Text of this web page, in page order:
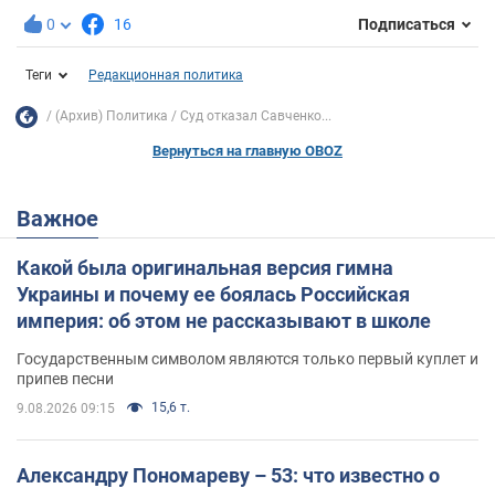
0 16 Подписаться
Теги Редакционная политика
(Архив) Политика Суд отказал Савченко...
Вернуться на главную OBOZ
Важное
Какой была оригинальная версия гимна
Украины и почему ее боялась Российская
империя: об этом не рассказывают в школе
Государственным символом являются только первый куплет и
припев песни
9.08.2026 09:15 15,6 т.
Александру Пономареву – 53: что известно о